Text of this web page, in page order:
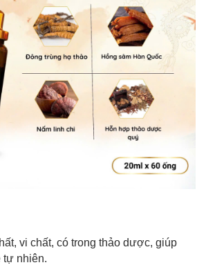
vi chất, có trong thảo dược, giúp
tự nhiên.